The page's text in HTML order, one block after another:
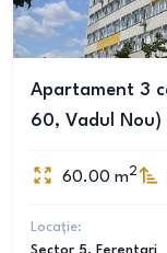
Apartament 3
60, Vadul Nou)
60.00 m2
Locație: